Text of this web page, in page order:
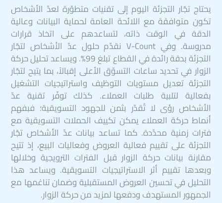
يحتاج تجّار التجزئة اليوم إلى تقنيات متطوّرة لعدّ الأشخاص
تكون متوافقة مع اللائحة العامة لحماية البيانات وعالية
الدقة في الوقت ذاته، لتساعدهم على اتخاذ قرارات
مدروسة. وفي V-Count نقدّم حلول عدّ الأشخاص لتجّار
التجزئة بدقة رائدة في القطاع تبلغ 99%. ويساعد تحليل حركة
الزوار في تحديد ساعات التسوّق الأعلى إقبالاً، بما يتيح لتجّار
التجزئة تعديل مستويات التوظيف واستراتيجيات التشغيل
بفعالية لتلبية طلبات العملاء. كذلك توفّر تقنية عدّ
الأشخاص رؤى لا تُقدّر بثمن للجهود التسويقية؛ فبفهم
أنماط حركة العملاء يمكن تكييف الحملات التسويقية مع
فترات زمنية محدّدة. كما تساعد بيانات عدّ الأشخاص تجّار
التجزئة على تقييم فعالية العروض وفعاليات البيع، إذ تتيح
مقارنة بيانات حركة الزوار قبل الفترات الترويجية وخلالها
وبعدها تقييم أثر الاستراتيجيات التسويقية. ويساعد هذا
التحليل في تحسين العروض المستقبلية وضمان تناغمها مع
الجمهور المستهدف ودفعها لمزيد من حركة الزوار.